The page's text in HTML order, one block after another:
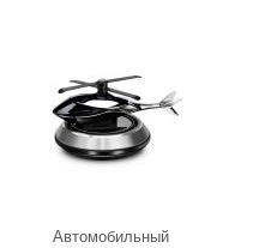
Автомобильный